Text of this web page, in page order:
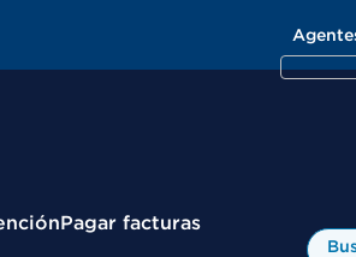
Pagar facturas